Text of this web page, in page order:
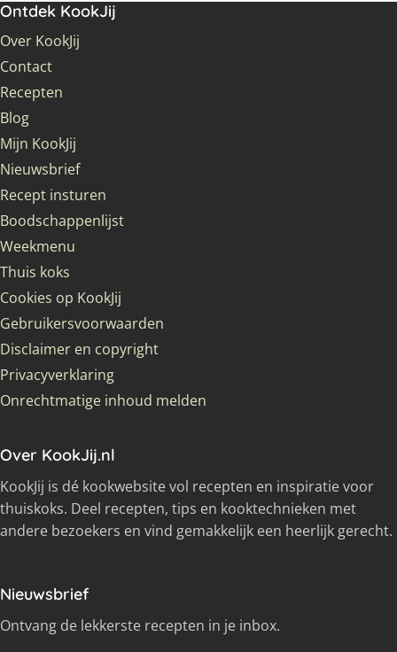
Ontdek KookJij
Over KookJij
Contact
Recepten
Blog
Mijn KookJij
Nieuwsbrief
Recept insturen
Boodschappenlijst
Weekmenu
Thuis koks
Cookies op KookJij
Gebruikersvoorwaarden
Disclaimer en copyright
Privacyverklaring
Onrechtmatige inhoud melden
Over KookJij.nl
KookJij is dé kookwebsite vol recepten en inspiratie voor
thuiskoks. Deel recepten, tips en kooktechnieken met
andere bezoekers en vind gemakkelijk een heerlijk gerecht.
Nieuwsbrief
Ontvang de lekkerste recepten in je inbox.